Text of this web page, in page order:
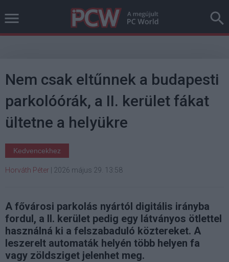
Nem csak eltűnnek a budapesti
parkolóórák, a II. kerület fákat
ültetne a helyükre
Kedvencekhez
Horváth Péter 2026 május 29. 13:58
A fővárosi parkolás nyártól digitális irányba
fordul, a II. kerület pedig egy látványos ötlettel
használná ki a felszabaduló köztereket. A
leszerelt automaták helyén több helyen fa
vagy zöldsziget jelenhet meg.